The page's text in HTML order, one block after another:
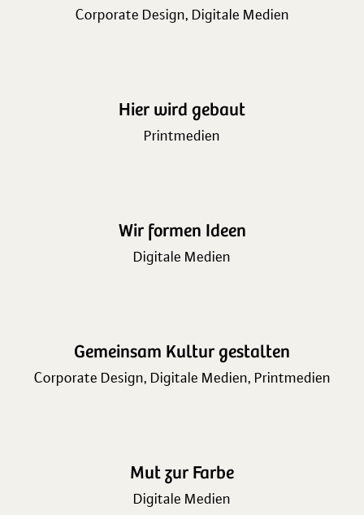
Corporate Design, Digitale Medien
Hier wird gebaut
Printmedien
Wir formen Ideen
Digitale Medien
Gemeinsam Kultur gestalten
Corporate Design, Digitale Medien, Printmedien
Mut zur Farbe
Digitale Medien